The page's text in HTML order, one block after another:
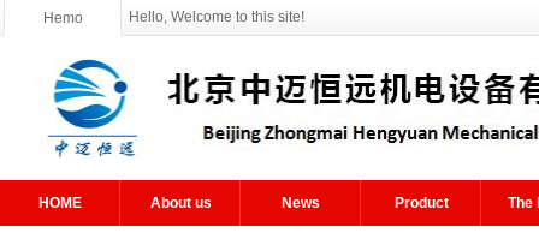
Hemo Hello, Welcome to this site!
HOME About us News Product The